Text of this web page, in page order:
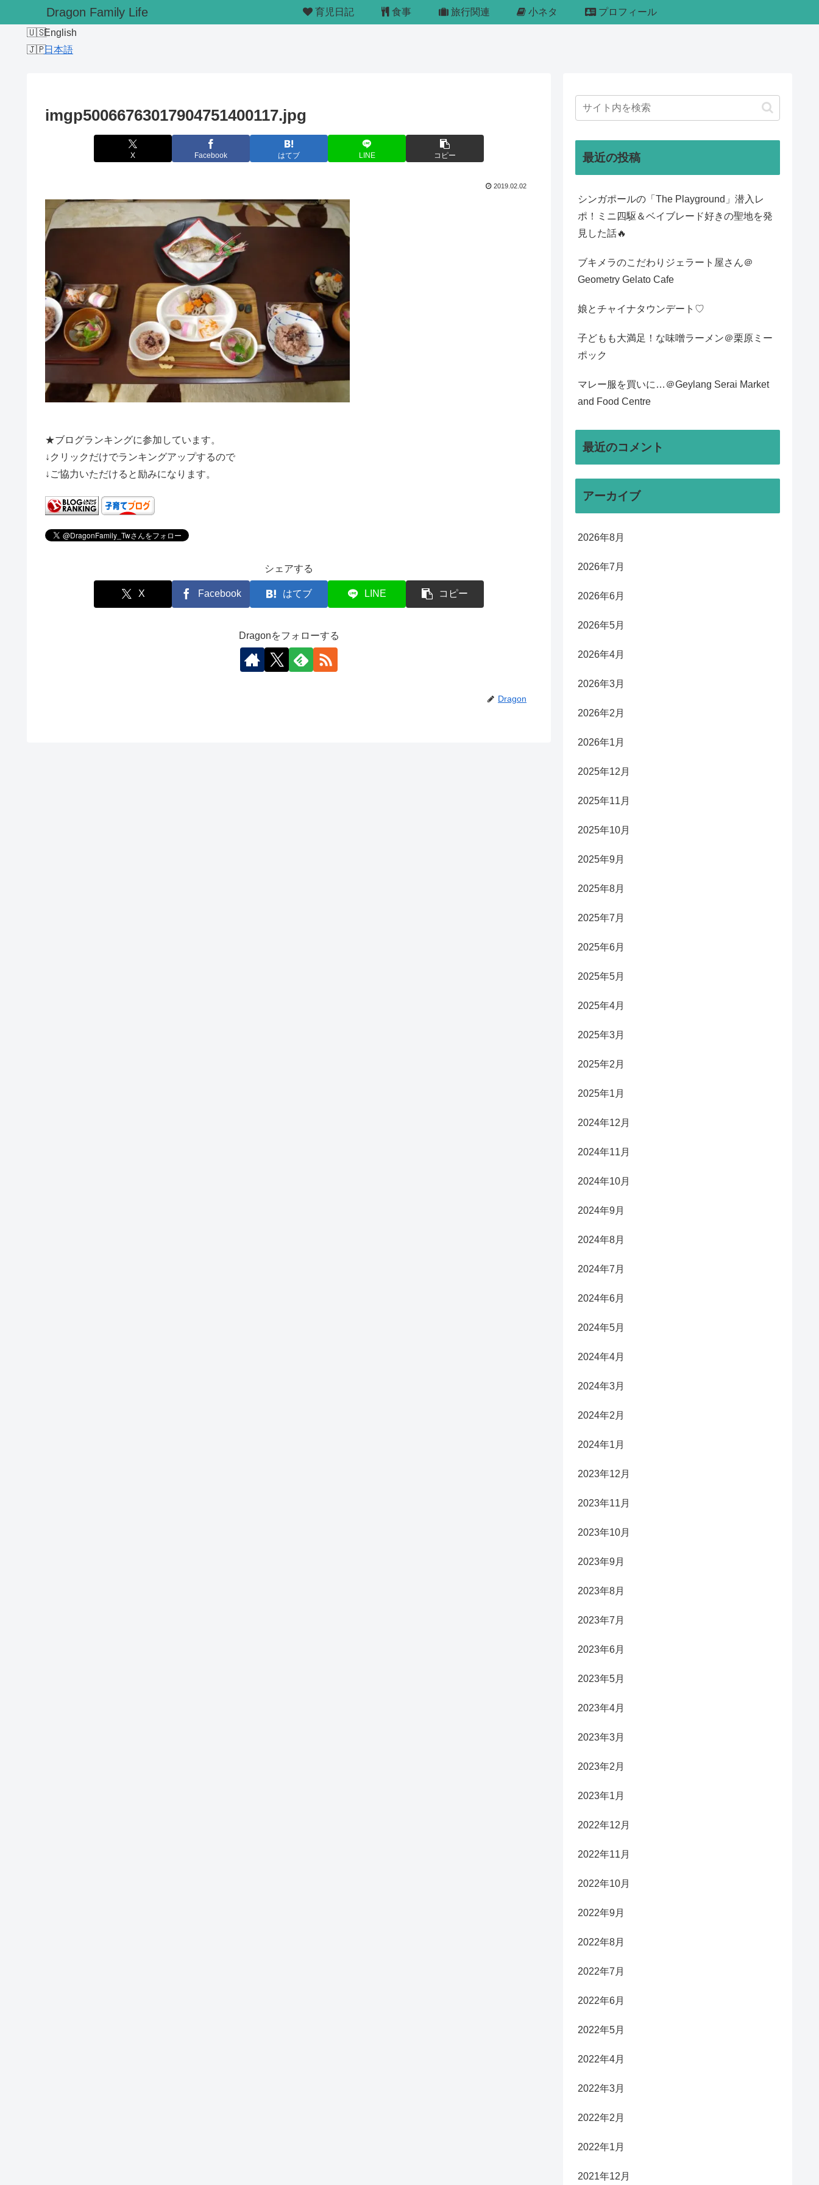
Dragon Family Life 育児日記 食事 旅行関連 小ネタ
プロフィール
English
日本語
imgp50066763017904751400117.jpg
X Facebook はてブ LINE コピー
2019.02.02
★ブログランキングに参加しています。
↓クリックだけでランキングアップするので
↓ご協力いただけると励みになります。
シェアする
X Facebook はてブ LINE コピー
Dragonをフォローする
Dragon
最近の投稿
シンガポールの「The Playground」潜入レ
ポ！ミニ四駆＆ベイブレード好きの聖地を発
見した話🔥
ブキメラのこだわりジェラート屋さん＠
Geometry Gelato Cafe
娘とチャイナタウンデート♡
子どもも大満足！な味噌ラーメン＠栗原ミー
ポック
マレー服を買いに…＠Geylang Serai Market
and Food Centre
最近のコメント
アーカイブ
2026年8月
2026年7月
2026年6月
2026年5月
2026年4月
2026年3月
2026年2月
2026年1月
2025年12月
2025年11月
2025年10月
2025年9月
2025年8月
2025年7月
2025年6月
2025年5月
2025年4月
2025年3月
2025年2月
2025年1月
2024年12月
2024年11月
2024年10月
2024年9月
2024年8月
2024年7月
2024年6月
2024年5月
2024年4月
2024年3月
2024年2月
2024年1月
2023年12月
2023年11月
2023年10月
2023年9月
2023年8月
2023年7月
2023年6月
2023年5月
2023年4月
2023年3月
2023年2月
2023年1月
2022年12月
2022年11月
2022年10月
2022年9月
2022年8月
2022年7月
2022年6月
2022年5月
2022年4月
2022年3月
2022年2月
2022年1月
2021年12月